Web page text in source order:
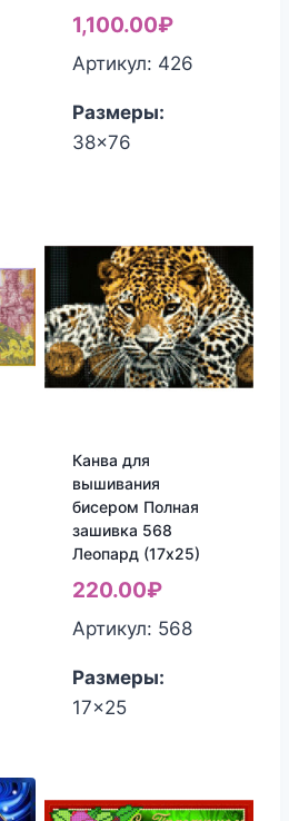
1,100.00₽
Артикул: 426
Размеры:
38x76
Канва для
вышивания
бисером Полная
зашивка 568
Леопард (17х25)
220.00₽
Артикул: 568
Размеры:
17x25